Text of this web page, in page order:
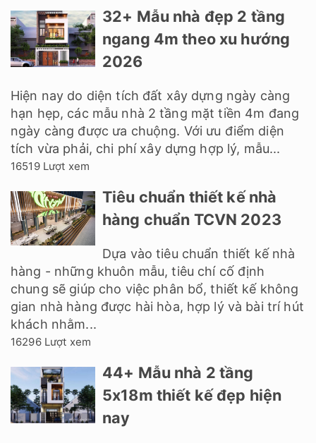
32+ Mẫu nhà đẹp 2 tầng
ngang 4m theo xu hướng
2026
Hiện nay do diện tích đất xây dựng ngày càng
hạn hẹp, các mẫu nhà 2 tầng mặt tiền 4m đang
ngày càng được ưa chuộng. Với ưu điểm diện
tích vừa phải, chi phí xây dựng hợp lý, mẫu...
16519 Lượt xem
Tiêu chuẩn thiết kế nhà
hàng chuẩn TCVN 2023
Dựa vào tiêu chuẩn thiết kế nhà
hàng - những khuôn mẫu, tiêu chí cố định
chung sẽ giúp cho việc phân bổ, thiết kế không
gian nhà hàng được hài hòa, hợp lý và bài trí hút
khách nhằm...
16296 Lượt xem
44+ Mẫu nhà 2 tầng
5x18m thiết kế đẹp hiện
nay